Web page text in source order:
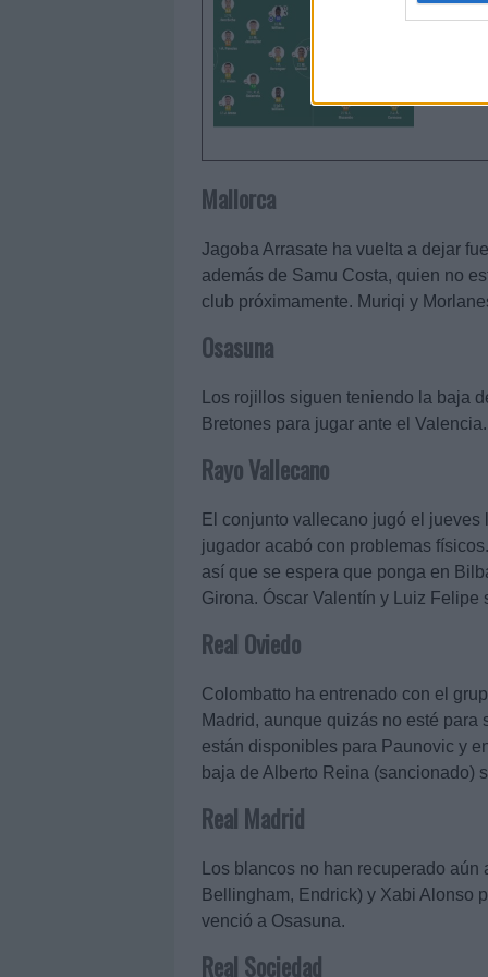
de
Mallorca
Jagoba Arrasate ha vuelta a dejar
además de Samu Costa, quien no
club próximamente. Muriqi y
Osasuna
Los rojillos siguen teniendo la baja
Bretones para jugar ante el Valencia.
Rayo Vallecano
El conjunto vallecano jugó el
jugador acabó con problemas
así que se espera que ponga en
Girona. Óscar Valentín y Luiz Felipe
Real Oviedo
Colombatto ha entrenado con el
Madrid, aunque quizás no esté
están disponibles para Paunovic y
baja de Alberto Reina (sancionado)
Real Madrid
Los blancos no han recuperado
Bellingham, Endrick) y Xabi Alonso
venció a Osasuna.
Real Sociedad